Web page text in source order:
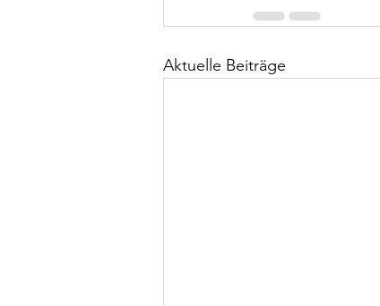
Aktuelle Beiträge